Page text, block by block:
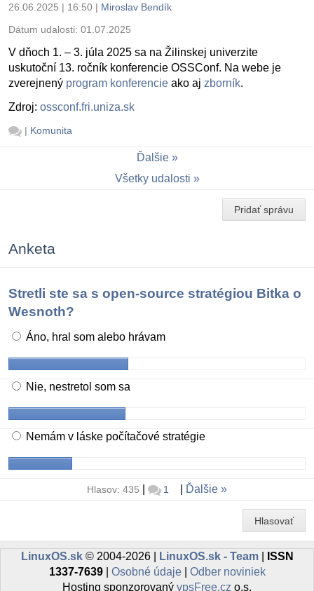
26.06.2025 | 16:50 | Miroslav Bendík
Dátum udalosti: 01.07.2025
V dňoch 1. – 3. júla 2025 sa na Žilinskej univerzite
uskutoční 13. ročník konferencie OSSConf. Na webe je
zverejnený program konferencie ako aj zborník.
Zdroj: ossconf.fri.uniza.sk
| Komunita
Ďalšie
Všetky udalosti
Pridať správu
Anketa
Stretli ste sa s open-source stratégiou Bitka o
Wesnoth?
Áno, hral som alebo hrávam
Nie, nestretol som sa
Nemám v láske počítačové stratégie
Hlasov: 435 1 Ďalšie
Hlasovať
LinuxOS.sk© 2004-2026 | LinuxOS.sk - Team|
ISSN
1337-7639| Osobné údaje| Odber noviniek
Hosting sponzorovaný vpsFree.cz o.s.